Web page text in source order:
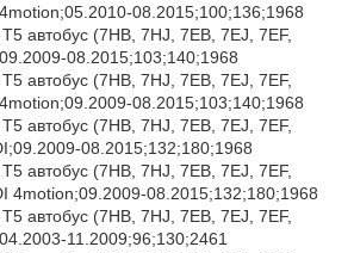
08.2015;100;136;1968
автобус (7HB, 7HJ, 7EB, 7EJ, 7EF,
08.2015;103;140;1968
автобус (7HB, 7HJ, 7EB, 7EJ, 7EF,
08.2015;103;140;1968
автобус (7HB, 7HJ, 7EB, 7EJ, 7EF,
08.2015;132;180;1968
автобус (7HB, 7HJ, 7EB, 7EJ, 7EF,
4motion;09.2009-08.2015;132;180;1968
автобус (7HB, 7HJ, 7EB, 7EJ, 7EF,
11.2009;96;130;2461